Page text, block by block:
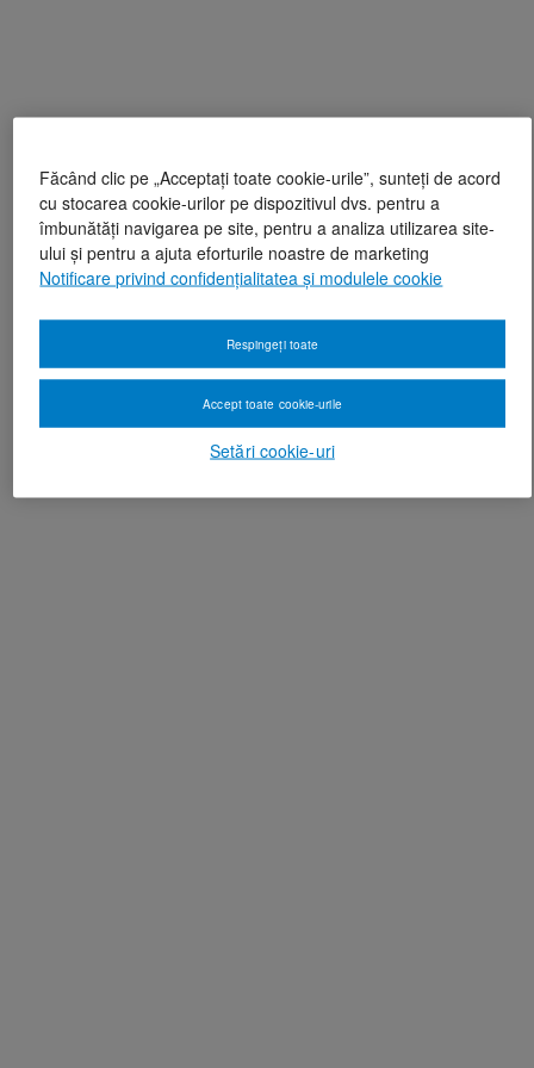
Făcând clic pe „Acceptați toate cookie-urile”, sunteți de acord
cu stocarea cookie-urilor pe dispozitivul dvs. pentru a
îmbunătăți navigarea pe site, pentru a analiza utilizarea site-
ului și pentru a ajuta eforturile noastre de marketing
Notificare privind confidențialitatea și modulele cookie
Setări cookie-uri
Respingeți toate
Accept toate cookie-urile